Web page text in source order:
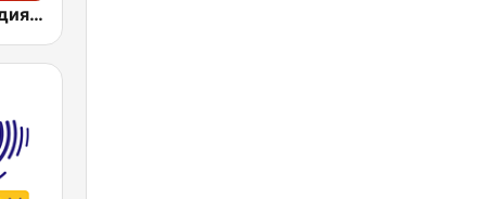
Радио Мелодия (Radio Melodia Italiano)